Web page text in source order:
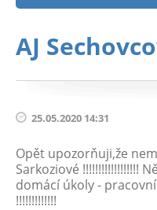
AJ
25.05.2020 14:31
Opět upozorňuji,že
Sarkoziové !!!!!!!!!!!!!!!!!!
domácí úkoly -
!!!!!!!!!!!!!